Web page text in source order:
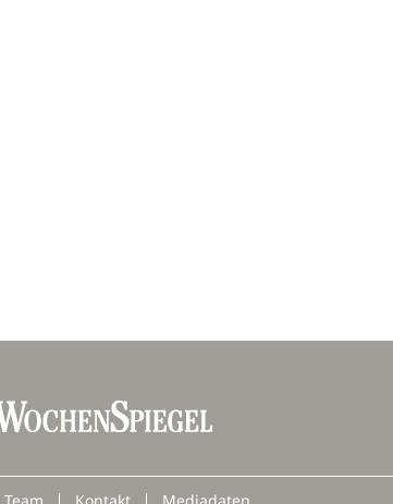
Kontakt Mediadaten